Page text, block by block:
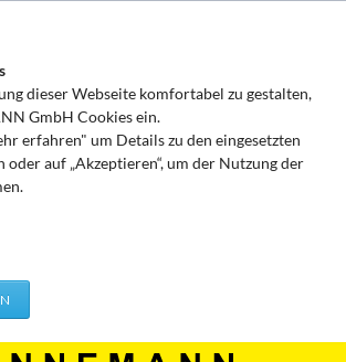
dieser Webseite komfortabel zu gestalten,
GmbH Cookies ein.
erfahren" um Details zu den eingesetzten
oder auf „Akzeptieren“, um der Nutzung der
Cookies
von Ihnen getätigte Aktionen, wie etwa das
zu übernehmen.
akzeptieren